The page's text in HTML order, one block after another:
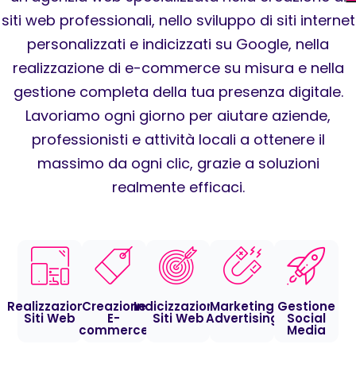
siti web professionali, nello sviluppo di siti internet
personalizzati e indicizzati su Google, nella
realizzazione di e-commerce su misura e nella
gestione completa della tua presenza digitale.
Lavoriamo ogni giorno per aiutare aziende,
professionisti e attività locali a ottenere il
massimo da ogni clic, grazie a soluzioni
realmente efficaci.
Realizzazione
Siti Web
Creazione
E-
commerce
Indicizzazione
Siti Web
Marketing
Advertising
Gestione
Social
Media